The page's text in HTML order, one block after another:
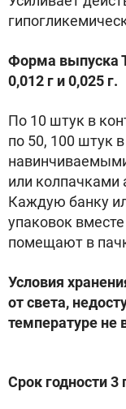
Форма выпуска
0,012 г и 0,025 г.
По 10 штук в
по 50, 100 штук
или
Каждую банку
упаковок
помещают в
Условия
от света,
температуре
Срок годности 3